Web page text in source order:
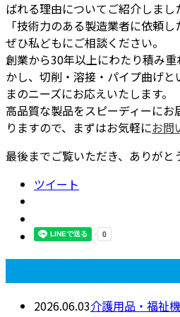
ばれる理由についてご紹介しまし
「技術力のある製造業者に依頼
ぜひ私どもにご相談ください。
創業から30年以上にわたり積み
かし、切削・溶接・パイプ曲げ
まのニーズにお応えいたします。
高品質な製品をスピーディーに
りますので、まずはお気軽にお問
最後までご覧いただき、ありがと
ツイート
2026.06.03介護用品・福祉